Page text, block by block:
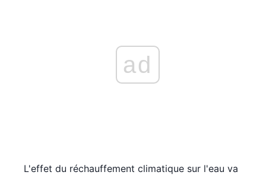
ad
L'effet du réchauffement climatique sur l'eau va